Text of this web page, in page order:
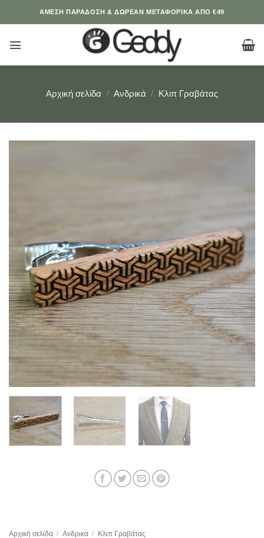
ΆΜΕΣΗ ΠΑΡΑΔΟΣΗ & ΔΩΡΕΑΝ ΜΕΤΑΦΟΡΙΚΑ ΑΠΟ €49
Αρχική σελίδα / Ανδρικά / Κλιπ Γραβάτας
Αρχική σελίδα / Ανδρικά / Κλιπ Γραβάτας